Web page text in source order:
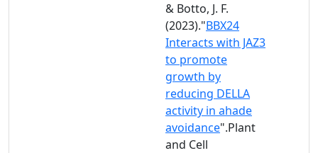
& Botto, J. F.
(2023)."BBX24
Interacts with JAZ3
to promote
growth by
reducing DELLA
activity in ahade
avoidance".Plant
and Cell